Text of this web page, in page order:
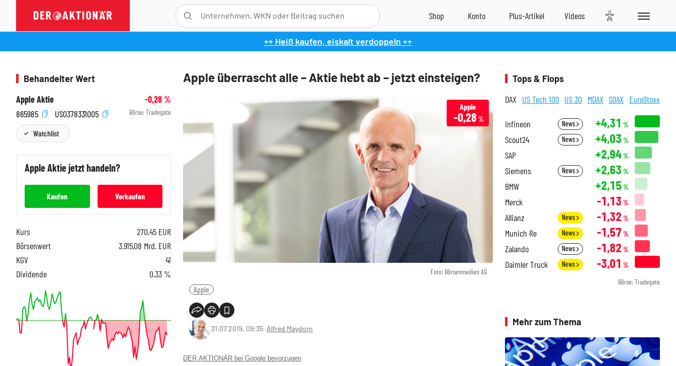
++ Heiß kaufen, eiskalt verdoppeln ++
Apple überrascht alle – Aktie hebt ab – jetzt einsteigen?
Foto: Börsenmedien AG
Apple
-0,28 %
Apple
31.07.2019, 09:35‧ Alfred Maydorn
DER AKTIONÄR bei Google bevorzugen
Behandelter Wert
Apple Aktie
-0,28%
865985
US0378331005 Börse: Tradegate
Watchlist
AppleAktie jetzt handeln?
Kaufen Verkaufen
Kurs 270,45 EUR
Börsenwert
3.915,08 Mrd. EUR
KGV
41
Dividende
0,33 %
Tops & Flops
DAX US Tech 100 US 30 MDAX SDAX EuroStoxx
Infineon News +4,31 %
Scout24 News +4,03 %
SAP +2,94%
Siemens News +2,63 %
BMW +2,15 %
Merck -1,13 %
Allianz News -1,32 %
Munich Re News -1,57 %
Zalando News -1,82 %
Daimler Truck News -3,01 %
Börse: Tradegate
Mehr zum Thema